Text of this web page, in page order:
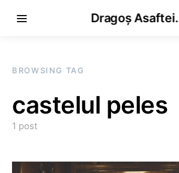
Dragoș Asaftei.
BROWSING TAG
castelul peles
1 post